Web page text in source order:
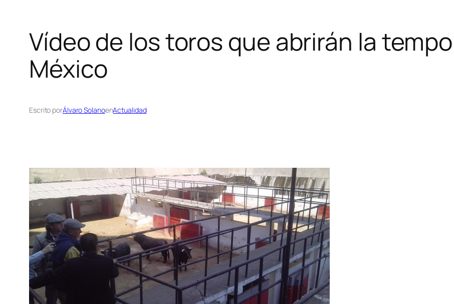
Vídeo de los toros que abrirán la
México
Escrito porÁlvaro SolanoenActualidad